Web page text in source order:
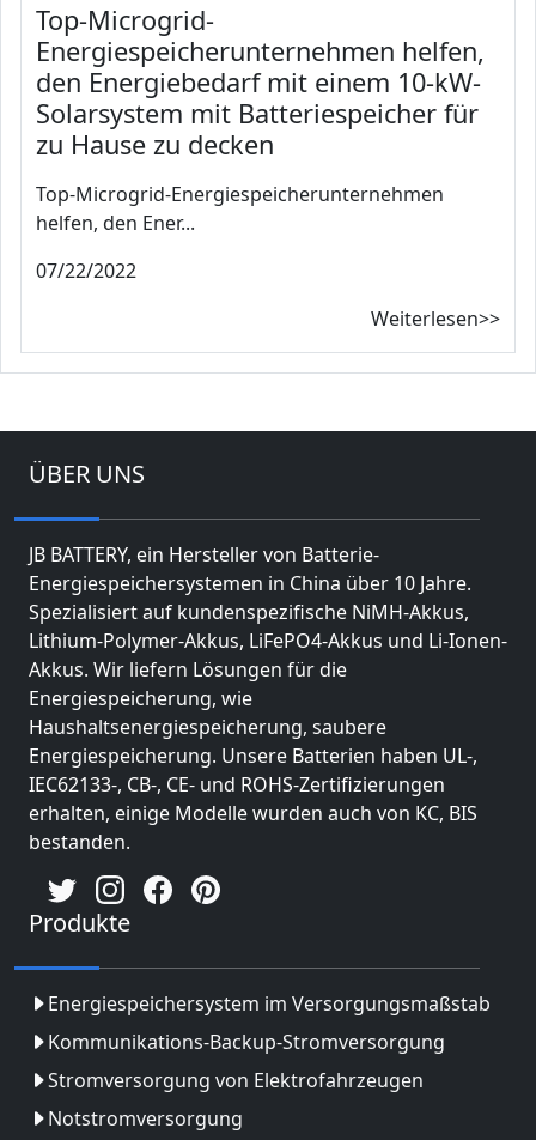
Top-Microgrid-
Energiespeicherunternehmen helfen,
den Energiebedarf mit einem 10-kW-
Solarsystem mit Batteriespeicher für
zu Hause zu decken
Top-Microgrid-Energiespeicherunternehmen
helfen, den Ener...
07/22/2022
Weiterlesen>>
ÜBER UNS
JB BATTERY, ein Hersteller von Batterie-
Energiespeichersystemen in China über 10 Jahre.
Spezialisiert auf kundenspezifische NiMH-Akkus,
Lithium-Polymer-Akkus, LiFePO4-Akkus und Li-Ionen-
Akkus. Wir liefern Lösungen für die
Energiespeicherung, wie
Haushaltsenergiespeicherung, saubere
Energiespeicherung. Unsere Batterien haben UL-,
IEC62133-, CB-, CE- und ROHS-Zertifizierungen
erhalten, einige Modelle wurden auch von KC, BIS
bestanden.
Produkte
Energiespeichersystem im Versorgungsmaßstab
Kommunikations-Backup-Stromversorgung
Stromversorgung von Elektrofahrzeugen
Notstromversorgung